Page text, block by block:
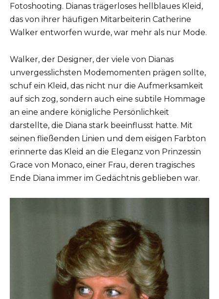
Fotoshooting. Dianas trägerloses hellblaues Kleid,
das von ihrer häufigen Mitarbeiterin Catherine
Walker entworfen wurde, war mehr als nur Mode.
Walker, der Designer, der viele von Dianas
unvergesslichsten Modemomenten prägen sollte,
schuf ein Kleid, das nicht nur die Aufmerksamkeit
auf sich zog, sondern auch eine subtile Hommage
an eine andere königliche Persönlichkeit
darstellte, die Diana stark beeinflusst hatte. Mit
seinen fließenden Linien und dem eisigen Farbton
erinnerte das Kleid an die Eleganz von Prinzessin
Grace von Monaco, einer Frau, deren tragisches
Ende Diana immer im Gedächtnis geblieben war.